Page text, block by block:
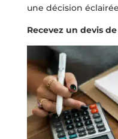
une décision
Recevez un devis